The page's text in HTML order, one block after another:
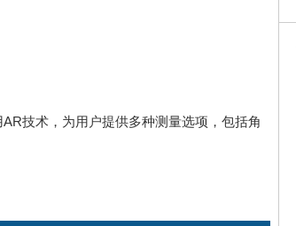
技术，为用户提供多种测量选项，包括角